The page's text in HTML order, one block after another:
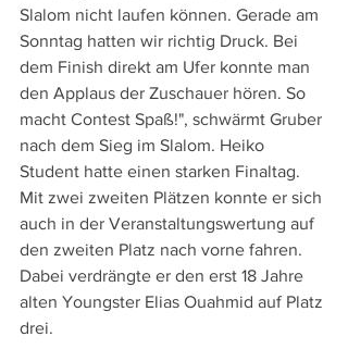
Slalom nicht laufen können. Gerade am
Sonntag hatten wir richtig Druck. Bei
dem Finish direkt am Ufer konnte man
den Applaus der Zuschauer hören. So
macht Contest Spaß!", schwärmt Gruber
nach dem Sieg im Slalom. Heiko
Student hatte einen starken Finaltag.
Mit zwei zweiten Plätzen konnte er sich
auch in der Veranstaltungswertung auf
den zweiten Platz nach vorne fahren.
Dabei verdrängte er den erst 18 Jahre
alten Youngster Elias Ouahmid auf Platz
drei.